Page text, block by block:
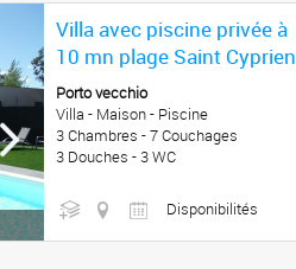
Villa avec piscine privée à
10 mn plage Saint Cyprien
Porto vecchio
Villa - Maison - Piscine
3 Chambres - 7 Couchages
3 Douches - 3 WC
Disponibilités